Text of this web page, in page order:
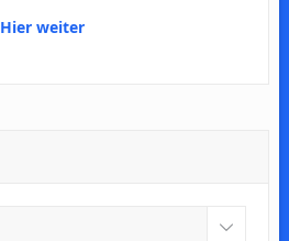
Hier weiter